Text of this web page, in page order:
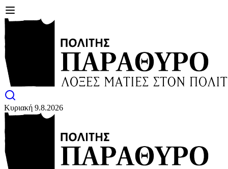
Κυριακή 9.8.2026